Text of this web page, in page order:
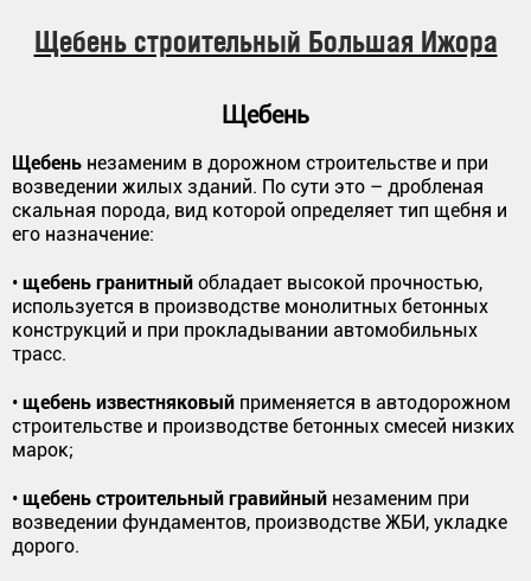
Щебень строительный Большая Ижора
Щебень
Щебень незаменим в дорожном строительстве и при
возведении жилых зданий. По сути это – дробленая
скальная порода, вид которой определяет тип щебня и
его назначение:
• щебень гранитный обладает высокой прочностью,
используется в производстве монолитных бетонных
конструкций и при прокладывании автомобильных
трасс.
• щебень известняковый применяется в автодорожном
строительстве и производстве бетонных смесей низких
марок;
• щебень строительный гравийный незаменим при
возведении фундаментов, производстве ЖБИ, укладке
дорого.